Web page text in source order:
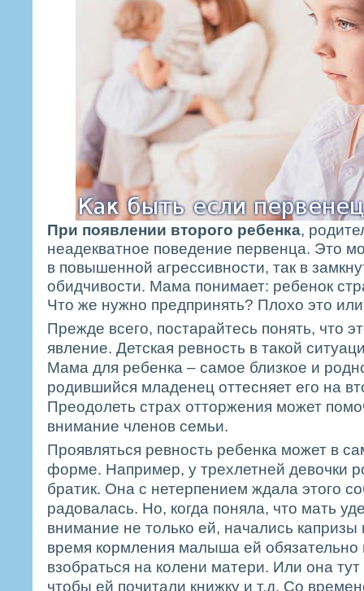
При появлении второго ребенка,
неадекватное поведение первенца. Это
в повышенной агрессивности, так в
обидчивости. Мама понимает: ребенок
Что же нужно предпринять? Плохо это
Прежде всего, постарайтесь понять, что
явление. Детская ревность в такой
Мама для ребенка – самое близкое и
родившийся младенец оттесняет его на
Преодолеть страх отторжения может
внимание членов семьи.
Проявляться ревность ребенка может в
форме. Например, у трехлетней девочки
братик. Она с нетерпением ждала этого
радовалась. Но, когда поняла, что мать
внимание не только ей, начались капризы
время кормления малыша ей
взобраться на колени матери. Или она
чтобы ей почитали книжку и т.д. Со